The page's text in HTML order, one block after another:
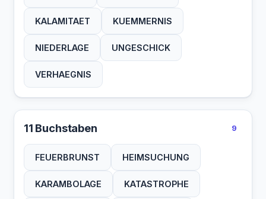
KALAMITAET KUEMMERNIS
NIEDERLAGE UNGESCHICK
VERHAEGNIS
11 Buchstaben 9
FEUERBRUNST HEIMSUCHUNG
KARAMBOLAGE KATASTROPHE